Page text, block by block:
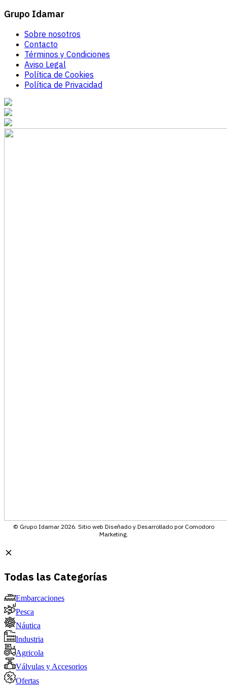
Grupo Idamar
Sobre nosotros
Contacto
Términos y Condiciones
Aviso Legal
Política de Cookies
Política de Privacidad
© Grupo Idamar 2026. Sitio web Diseñado y Desarrollado por Comodoro
Marketing.
Todas las Categorías
Embarcaciones
Pesca
Náutica
Industria
Agricola
Válvulas y Accesorios
Ofertas